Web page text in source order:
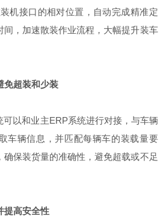
机接口的相对位置，自动完成精准定
间，加速散装作业流程，大幅提升装车
免超装和少装
以和业主ERP系统进行对接，与车辆
车辆信息，并匹配每辆车的装载量要
保装货量的准确性，避免超载或不足
提高安全性